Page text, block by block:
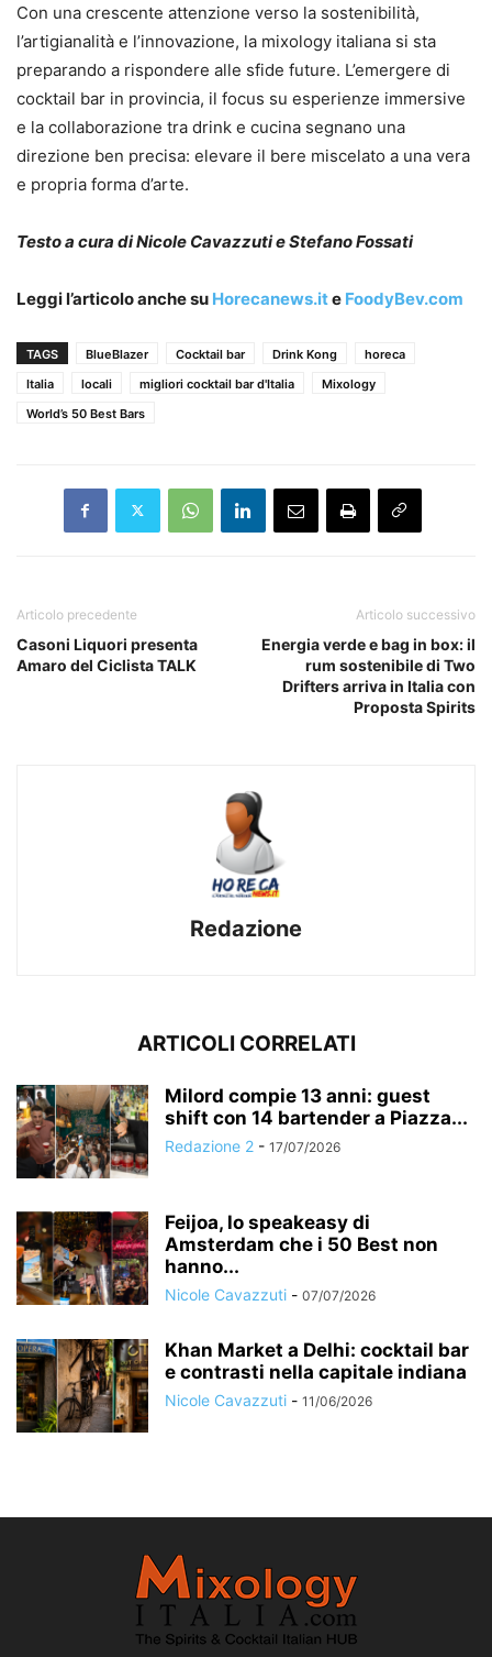
Con una crescente attenzione verso la sostenibilità,
l’artigianalità e l’innovazione, la mixology italiana si sta
preparando a rispondere alle sfide future. L’emergere di
cocktail bar in provincia, il focus su esperienze immersive
e la collaborazione tra drink e cucina segnano una
direzione ben precisa: elevare il bere miscelato a una vera
e propria forma d’arte.
Testo a cura di Nicole Cavazzuti e Stefano Fossati
Leggi l’articolo anche su Horecanews.ite FoodyBev.com
TAGS BlueBlazer Cocktail bar Drink Kong
horeca
Italia
locali migliori cocktail bar d'Italia
Mixology
World’s 50 Best Bars
Articolo precedente
Casoni Liquori presenta
Amaro del Ciclista TALK
Articolo successivo
Energia verde e bag in box: il
rum sostenibile di Two
Drifters arriva in Italia con
Proposta Spirits
Redazione
ARTICOLI CORRELATI
Milord compie 13 anni: guest
shift con 14 bartender a Piazza...
Redazione 2 - 17/07/2026
Feijoa, lo speakeasy di
Amsterdam che i 50 Best non
hanno...
Nicole Cavazzuti - 07/07/2026
Khan Market a Delhi: cocktail bar
e contrasti nella capitale indiana
Nicole Cavazzuti - 11/06/2026